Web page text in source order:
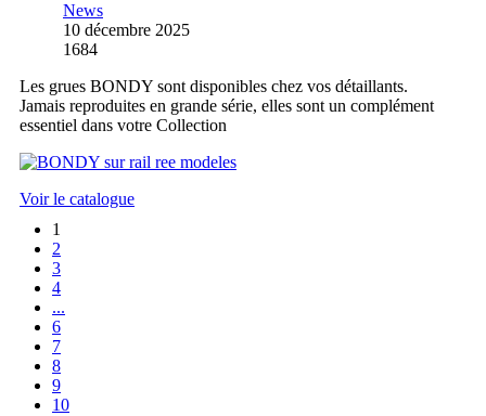
News
10 décembre 2025
1684
Les grues BONDY sont disponibles chez vos détaillants.
Jamais reproduites en grande série, elles sont un complément
essentiel dans votre Collection
Voir le catalogue
1
2
3
4
...
6
7
8
9
10